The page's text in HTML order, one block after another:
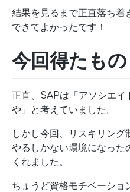
結果を見るまで正直落ち着
できてよかったです！
今回得たもの
正直、SAPは「アソシエイ
や」と考えていました。
しかし今回、リスキリン
やるしかない環境になった
くれました。
ちょうど資格モチベーショ